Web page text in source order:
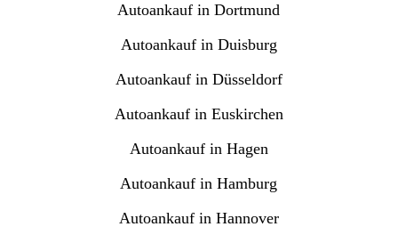
Autoankauf in Dortmund
Autoankauf in Duisburg
Autoankauf in Düsseldorf
Autoankauf in Euskirchen
Autoankauf in Hagen
Autoankauf in Hamburg
Autoankauf in Hannover